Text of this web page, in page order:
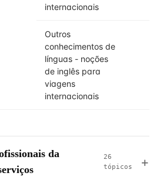
internacionais
Outros
conhecimentos de
línguas - noções
de inglês para
viagens
internacionais
da
26
tópicos